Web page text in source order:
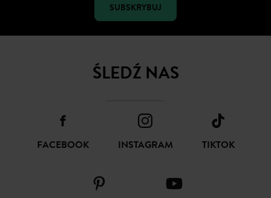
SUBSKRYBUJ
ŚLEDŹ NAS
FACEBOOK INSTAGRAM TIKTOK